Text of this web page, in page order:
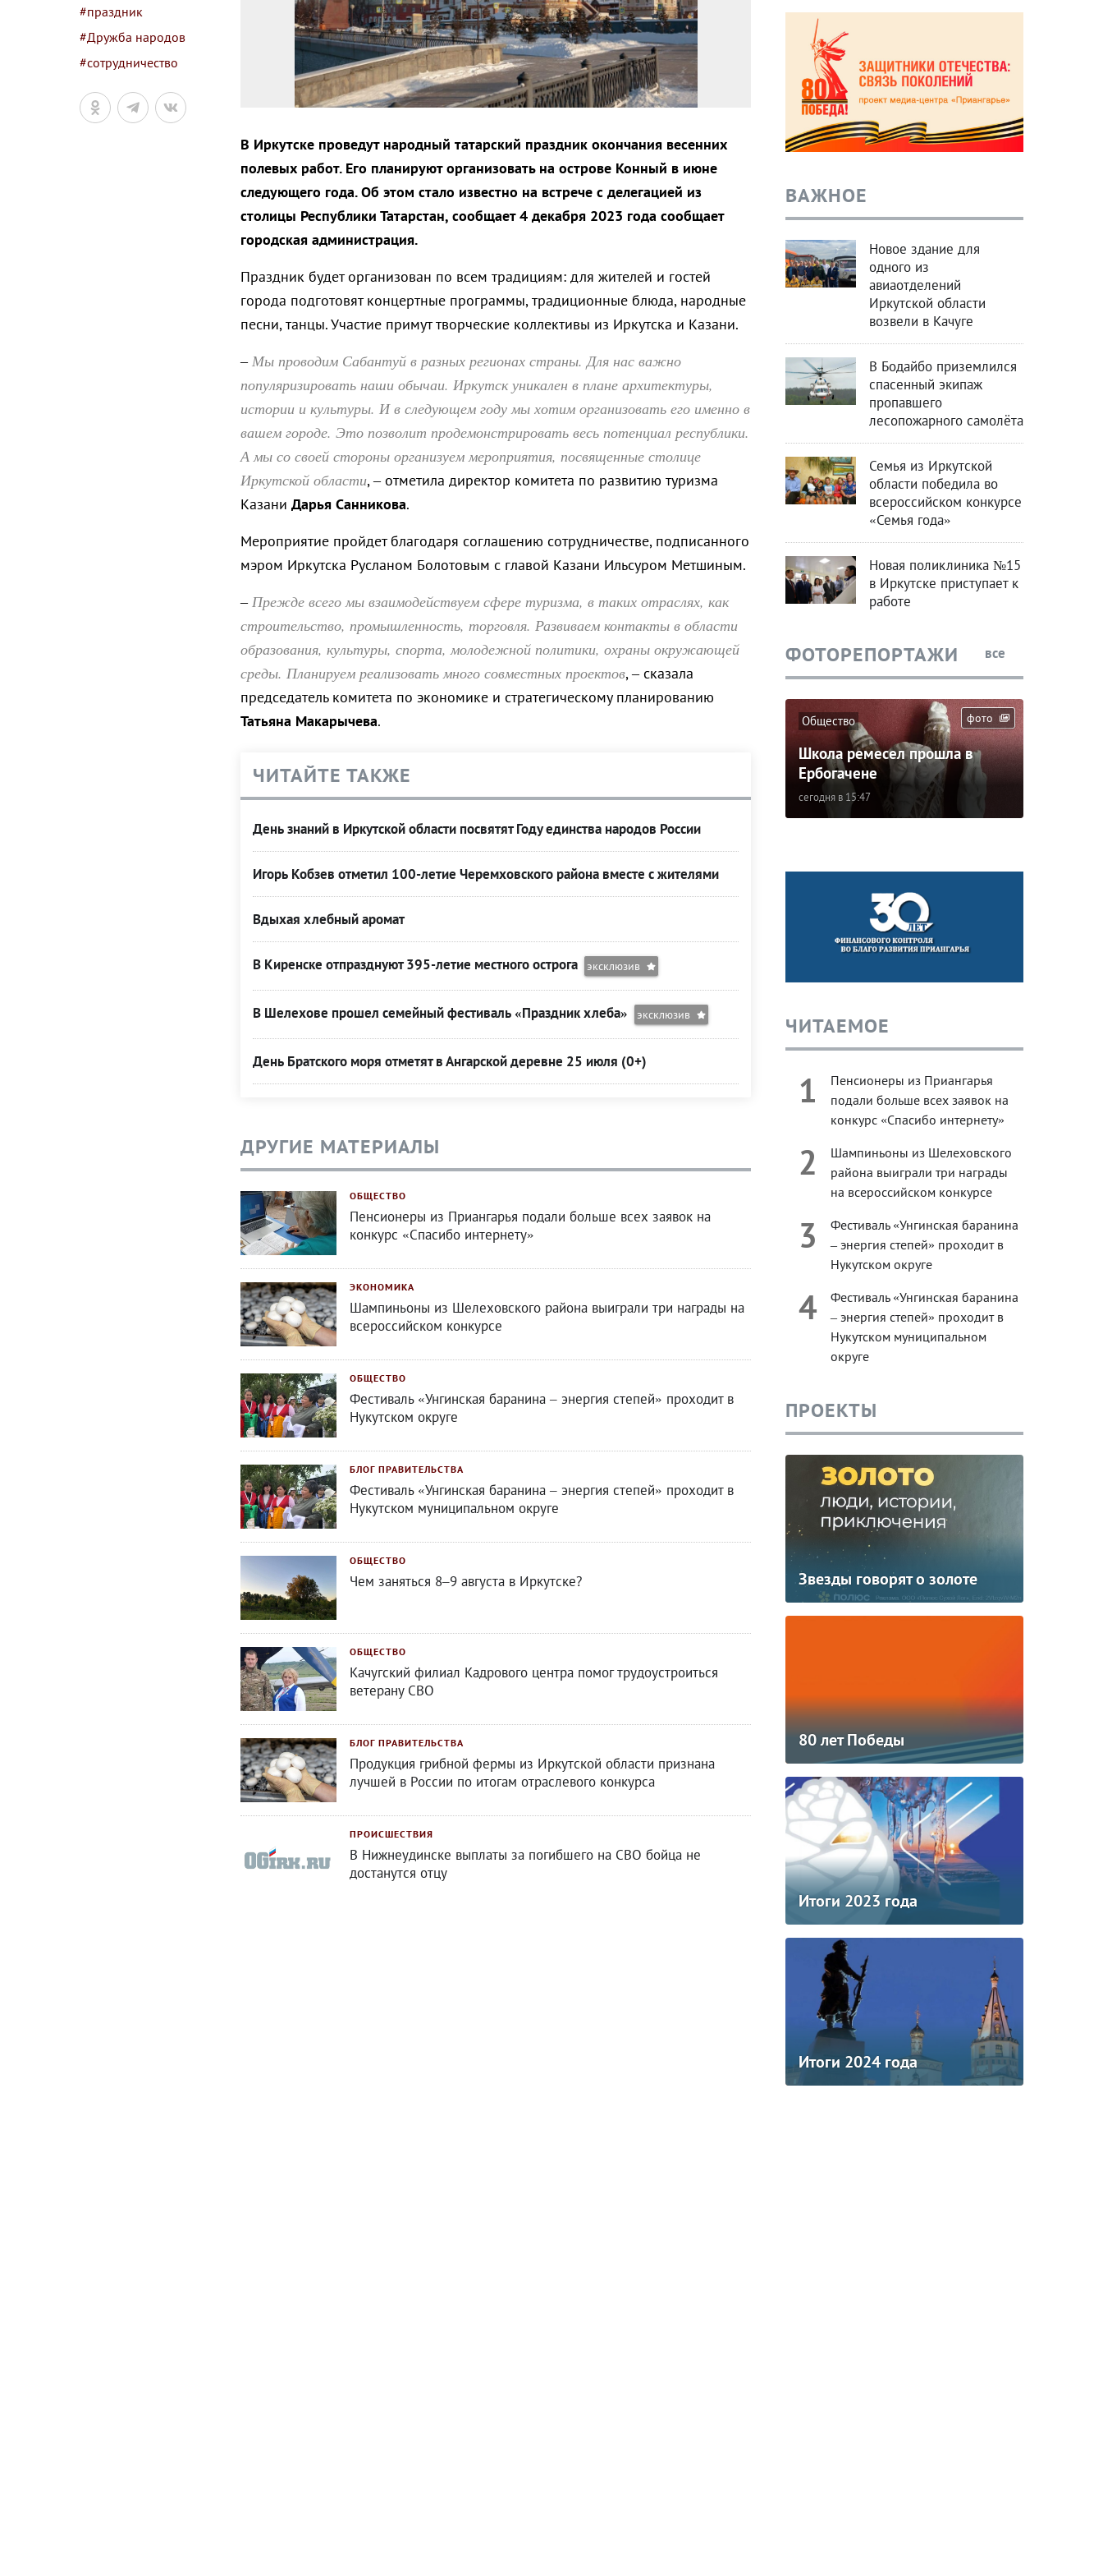
#праздник
#Дружба народов
#сотрудничество
В Иркутске проведут народный татарский праздник окончания весенних
полевых работ. Его планируют организовать на острове Конный в июне
следующего года. Об этом стало известно на встрече с делегацией из
столицы Республики Татарстан, сообщает 4 декабря 2023 года сообщает
городская администрация.
Праздник будет организован по всем традициям: для жителей и гостей
города подготовят концертные программы, традиционные блюда, народные
песни, танцы. Участие примут творческие коллективы из Иркутска и Казани.
–Мы проводим Сабантуй в разных регионах страны. Для нас важно
популяризировать наши обычаи. Иркутск уникален в плане архитектуры,
истории и культуры. И в следующем году мы хотим организовать его именно в
вашем городе. Это позволит продемонстрировать весь потенциал республики.
А мы со своей стороны организуем мероприятия, посвященные столице
Иркутской области, – отметила директор комитета по развитию туризма
Казани Дарья Санникова.
Мероприятие пройдет благодаря соглашению сотрудничестве, подписанного
мэром Иркутска Русланом Болотовым с главой Казани Ильсуром Метшиным.
–Прежде всего мы взаимодействуем сфере туризма, в таких отраслях, как
строительство, промышленность, торговля. Развиваем контакты в области
образования, культуры, спорта, молодежной политики, охраны окружающей
среды. Планируем реализовать много совместных проектов, – сказала
председатель комитета по экономике и стратегическому планированию
Татьяна Макарычева.
ЧИТАЙТЕ ТАКЖЕ
День знаний в Иркутской области посвятят Году единства народов России
Игорь Кобзев отметил 100-летие Черемховского района вместе с жителями
Вдыхая хлебный аромат
В Киренске отпразднуют 395-летие местного острога эксклюзив
В Шелехове прошел семейный фестиваль «Праздник хлеба» эксклюзив
День Братского моря отметят в Ангарской деревне 25 июля (0+)
ДРУГИЕ МАТЕРИАЛЫ
ОБЩЕСТВО
Пенсионеры из Приангарья подали больше всех заявок на
конкурс «Спасибо интернету»
ЭКОНОМИКА
Шампиньоны из Шелеховского района выиграли три награды на
всероссийском конкурсе
ОБЩЕСТВО
Фестиваль «Унгинская баранина – энергия степей» проходит в
Нукутском округе
БЛОГ ПРАВИТЕЛЬСТВА
Фестиваль «Унгинская баранина – энергия степей» проходит в
Нукутском муниципальном округе
ОБЩЕСТВО
Чем заняться 8–9 августа в Иркутске?
ОБЩЕСТВО
Качугский филиал Кадрового центра помог трудоустроиться
ветерану СВО
БЛОГ ПРАВИТЕЛЬСТВА
Продукция грибной фермы из Иркутской области признана
лучшей в России по итогам отраслевого конкурса
ПРОИСШЕСТВИЯ
В Нижнеудинске выплаты за погибшего на СВО бойца не
достанутся отцу
ВАЖНОЕ
Новое здание для
одного из
авиаотделений
Иркутской области
возвели в Качуге
В Бодайбо приземлился
спасенный экипаж
пропавшего
лесопожарного самолёта
Семья из Иркутской
области победила во
всероссийском конкурсе
«Семья года»
Новая поликлиника №15
в Иркутске приступает к
работе
ФОТОРЕПОРТАЖИ все
фото
Общество
Школа ремесел прошла в
Ербогачене
сегодня в 15:47
ЧИТАЕМОЕ
1
Пенсионеры из Приангарья
подали больше всех заявок на
конкурс «Спасибо интернету»
2
Шампиньоны из Шелеховского
района выиграли три награды
на всероссийском конкурсе
3
Фестиваль «Унгинская баранина
– энергия степей» проходит в
Нукутском округе
4
Фестиваль «Унгинская баранина
– энергия степей» проходит в
Нукутском муниципальном
округе
ПРОЕКТЫ
Звезды говорят о золоте
80 лет Победы
Итоги 2023 года
Итоги 2024 года